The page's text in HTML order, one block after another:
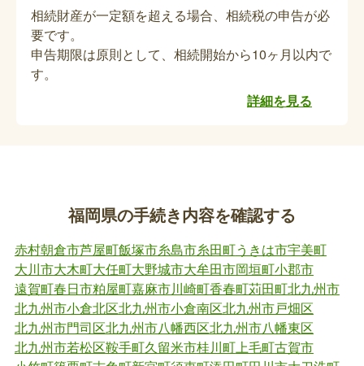
ひとり親家庭等医療証の資格喪失届
ひとり親家庭等医療の資格を持っていた人が亡くな
られた場合、資格喪失の手続きと返納が必要です。
もって受給資格が喪失となります。他に特別児童扶
ります。
故人の子ども医療証の資格喪失届
子ども医療証を持っていた人が亡くなられた場合、
資格喪失の手続きと返納をしてください。
相続財産が一定額を超える場合、相続税の申告が必
要です。
申告期限は原則として、相続開始から10ヶ月以内で
す。
詳細を見る
福岡県の手続き内容を確認する
赤村朝倉市芦屋町飯塚市糸島市糸田町うきは市宇美町
大川市大木町大任町大野城市大牟田市岡垣町小郡市
遠賀町春日市粕屋町嘉麻市川崎町香春町苅田町北九州市
北九州市小倉北区北九州市小倉南区北九州市戸畑区
北九州市門司区北九州市八幡西区北九州市八幡東区
北九州市若松区鞍手町久留米市桂川町上毛町古賀市